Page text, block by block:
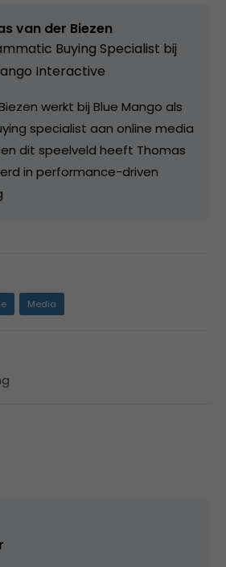
van der Biezen
Buying Specialist bij
Interactive
werkt bij Blue Mango als
specialist aan online media
dit speelveld heeft Thomas
in performance-driven
Media